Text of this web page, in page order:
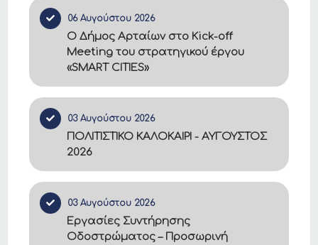
06 Αυγούστου 2026
Ο Δήμος Αρταίων στο Kick-off
Meeting του στρατηγικού έργου
«SMART CITIES»
03 Αυγούστου 2026
ΠΟΛΙΤΙΣΤΙΚΟ ΚΑΛΟΚΑΙΡΙ - ΑΥΓΟΥΣΤΟΣ
2026
03 Αυγούστου 2026
Εργασίες Συντήρησης
Οδοστρώματος – Προσωρινή